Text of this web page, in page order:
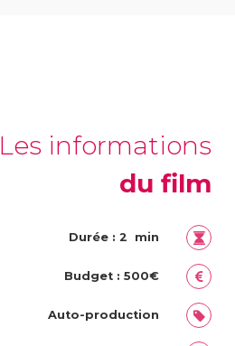
Les informations
du film
Durée : 2 min
Budget : 500€
Auto-production